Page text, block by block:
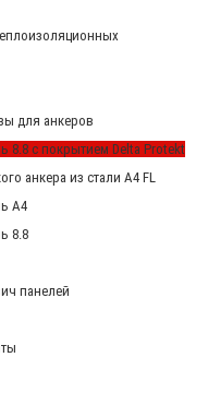
для анкеров
8.8 с покрытием Delta Protekt
анкера из стали А4 FL
A4
8.8
панелей